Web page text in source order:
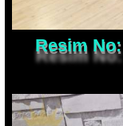
Resim